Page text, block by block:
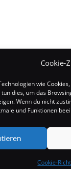
Cookie-
wie
dies, um das
Wenn du nicht
und Funktionen
Cookie-